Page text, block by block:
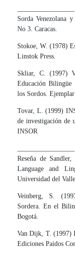
Sorda Venezolana
No 3. Caracas.
Stokoe, W. (1978)
Linstok Press.
Skliar, C. (1997)
Educación
los Sordos.
Tovar, L. (1999)
de investigación de
INSOR
Reseña de
Language and
Universidad del
Veinberg, S.
Sordera. En el
Bogotá.
Van Dijk, T. (1997)
Ediciones Paidos